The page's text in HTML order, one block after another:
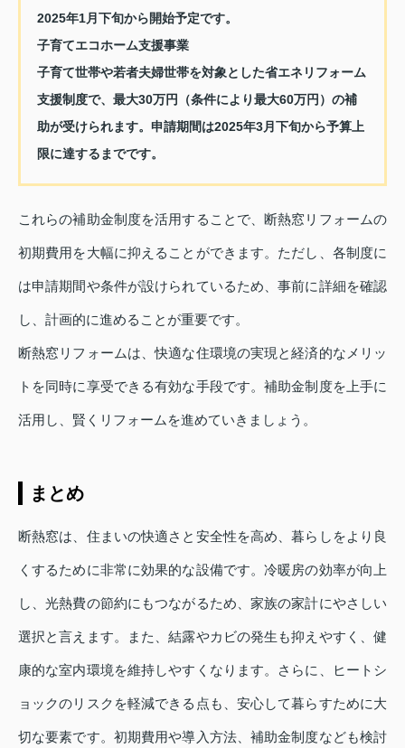
2025年1月下旬から開始予定です。
子育てエコホーム支援事業
子育て世帯や若者夫婦世帯を対象とした省エネリフォーム
支援制度で、最大30万円（条件により最大60万円）の補
助が受けられます。申請期間は2025年3月下旬から予算上
限に達するまでです。
これらの補助金制度を活用することで、断熱窓リフォームの
初期費用を大幅に抑えることができます。ただし、各制度に
は申請期間や条件が設けられているため、事前に詳細を確認
し、計画的に進めることが重要です。
断熱窓リフォームは、快適な住環境の実現と経済的なメリッ
トを同時に享受できる有効な手段です。補助金制度を上手に
活用し、賢くリフォームを進めていきましょう。
まとめ
断熱窓は、住まいの快適さと安全性を高め、暮らしをより良
くするために非常に効果的な設備です。冷暖房の効率が向上
し、光熱費の節約にもつながるため、家族の家計にやさしい
選択と言えます。また、結露やカビの発生も抑えやすく、健
康的な室内環境を維持しやすくなります。さらに、ヒートシ
ョックのリスクを軽減できる点も、安心して暮らすために大
切な要素です。初期費用や導入方法、補助金制度なども検討